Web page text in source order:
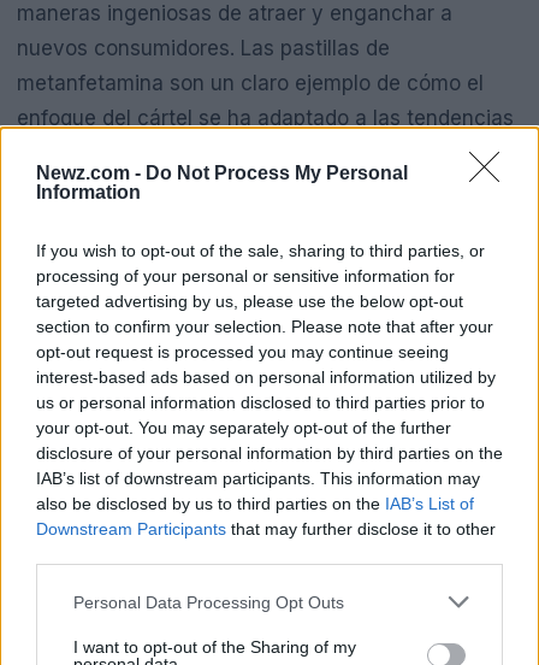
Newz.com - Do Not Process My Personal
Information
If you wish to opt-out of the sale, sharing to third parties, or
processing of your personal or sensitive information for
targeted advertising by us, please use the below opt-out
section to confirm your selection. Please note that after your
opt-out request is processed you may continue seeing
interest-based ads based on personal information utilized by
us or personal information disclosed to third parties prior to
your opt-out. You may separately opt-out of the further
disclosure of your personal information by third parties on the
IAB’s list of downstream participants. This information may
also be disclosed by us to third parties on the IAB’s List of
Downstream Participants that may further disclose it to other
Please note that this website/app uses one or more Google
not limited to your visit or usage behaviour. You may click to
Personal Data Processing Opt Outs
I want to opt-out of the Sharing of my
maneras ingeniosas de atraer y enganchar a
nuevos consumidores. Las pastillas de
metanfetamina son un claro ejemplo de cómo el
enfoque del cártel se ha adaptado a las tendencias
actuales, haciendo que el narcotráfico parezca más
accesible y menos amenazante para los jóvenes.
cruciales; el aumento en la incautación de estas
pastillas debería ser una llamada de atención para
todos.
Lecciones para emprendedores y
autoridades
Desde mi experiencia en el mundo de las startups,
he visto cómo la falta de adaptabilidad puede llevar
al fracaso. Las autoridades deben aprender de esta
realidad. Deben ser proactivas y no reactivas,